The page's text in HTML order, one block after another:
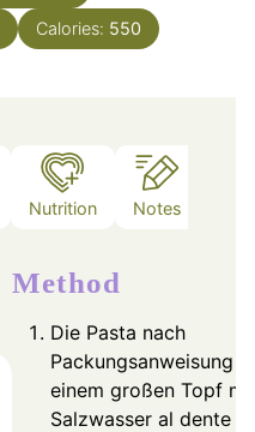
Calories: 550
Nutrition Notes
Method
Die Pasta nach
Packungsanweisung in
einem großen Topf
Salzwasser al dente